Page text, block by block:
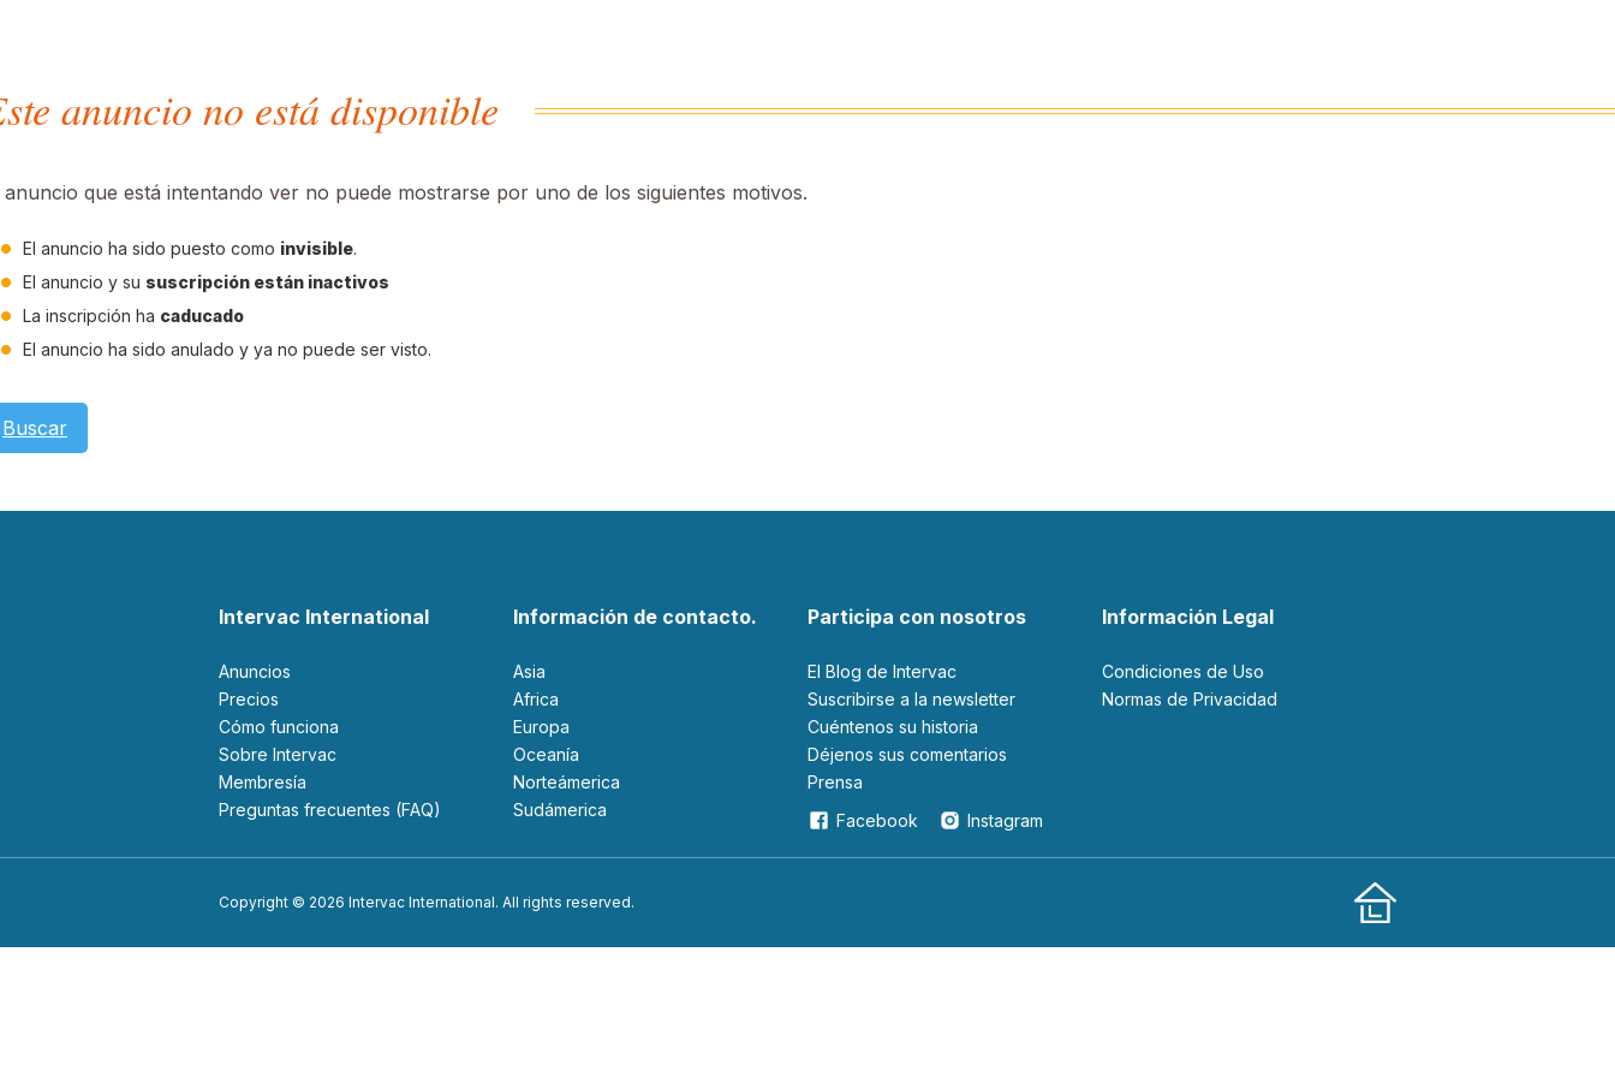
anuncio no está disponible
anuncio que está intentando ver no puede mostrarse por uno de los siguientes motivos.
El anuncio ha sido puesto como invisible.
El anuncio y su suscripción están inactivos
La inscripción ha caducado
El anuncio ha sido anulado y ya no puede ser visto.
Buscar
Intervac International
Anuncios
Precios
Cómo funciona
Sobre Intervac
Membresía
Preguntas frecuentes (FAQ)
Información de contacto.
Asia
Africa
Europa
Oceanía
Norteámerica
Sudámerica
Participa con nosotros
El Blog de Intervac
Suscribirse a la newsletter
Cuéntenos su historia
Déjenos sus comentarios
Prensa
Facebook
Instagram
Información Legal
Condiciones de Uso
Normas de Privacidad
Copyright © 2026 Intervac International. All rights reserved.